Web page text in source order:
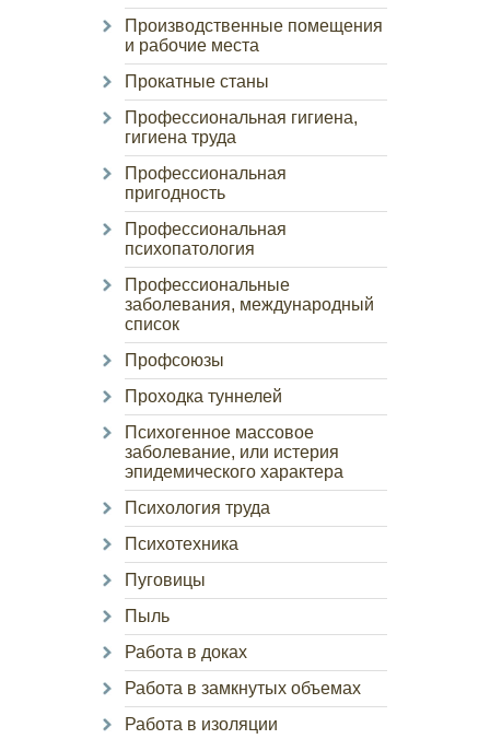
Производственные помещения
и рабочие места
Прокатные станы
Профессиональная гигиена,
гигиена труда
Профессиональная
пригодность
Профессиональная
психопатология
Профессиональные
заболевания, международный
список
Профсоюзы
Проходка туннелей
Психогенное массовое
заболевание, или истерия
эпидемического характера
Психология труда
Психотехника
Пуговицы
Пыль
Работа в доках
Работа в замкнутых объемах
Работа в изоляции